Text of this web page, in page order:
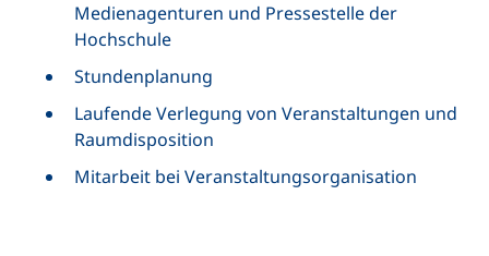
Medienagenturen und Pressestelle der
Hochschule
Stundenplanung
Laufende Verlegung von Veranstaltungen und
Raumdisposition
Mitarbeit bei Veranstaltungsorganisation